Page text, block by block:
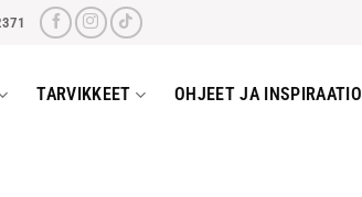
TARVIKKEET OHJEET JA INSPIRAATIO